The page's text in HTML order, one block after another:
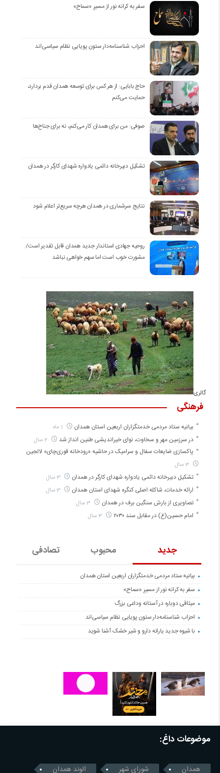
سفر به کرانه‌ نور از مسیرِ «سماح»
احزاب شناسنامه‌دار ستون پویایی نظام سیاسی‌اند
حاج بابایی: از هر کس برای توسعه همدان قدم بردارد،
حمایت می‌کنم
صوفی: من برای همدان کار می‌کنم، نه برای جناح‌ها
تشکیل دبیرخانه دائمی یادواره شهدای کارگر در همدان
نتایج سرشماری در همدان هرچه سریع‌تر اعلام شود
روحیه جهادی استاندار جدید همدان قابل تقدیر است/
مشورت خوب است اما سهم خواهی نباشد
گالری
جدید محبوب تصادفی
بیانیه ستاد مردمی خدمتگزاران اربعین استان همدان
سفر به کرانه‌ نور از مسیرِ «سماح»
میثاقی دوباره در آستانه‌ وداعی بزرگ
احزاب شناسنامه‌دار ستون پویایی نظام سیاسی‌اند
با شیوه جدید یارانه دارو و شیر خشک آشنا شوید
فرهنگی
بیانیه ستاد مردمی خدمتگزاران اربعین استان همدان
در سرزمین مهر و سخاوت، نوای خیراندیشی طنین انداز شد
پاکسازی ضایعات سفال و سرامیک در حاشیه «رودخانه قوری‌چای» لالجین
3 سال
تشکیل دبیرخانه دائمی یادواره شهدای کارگر در همدان 3 سال
ارائه خدمات، شاکله اصلی کنگره شهدای استان همدان 3 سال
تصاویری از بارش سنگین برف در همدان 3 سال
امام حسین(ع) در مقابل سند ۲۰۳۰ 3 سال
موضوعات داغ:
همدان شورای شهر الوند همدان